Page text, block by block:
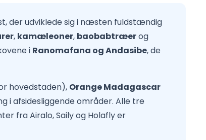
der udviklede sig i næsten fuldstændig
, kamæleoner, baobabtræerog
i Ranomafana og Andasibe, de
hovedstaden), Orange Madagascar
i afsidesliggende områder. Alle tre
fra Airalo, Saily og Holafly er